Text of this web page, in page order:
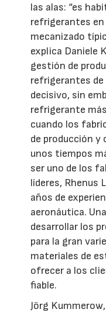
las alas: “es
refrigerantes
mecanizado
explica Daniele
gestión de
refrigerantes de
decisivo, sin
refrigerante
cuando los
de producción y
unos tiempos
ser uno de los
líderes, Rhenus
años de
aeronáutica.
desarrollar los
para la gran
materiales de
ofrecer a los
fiable.
Jörg